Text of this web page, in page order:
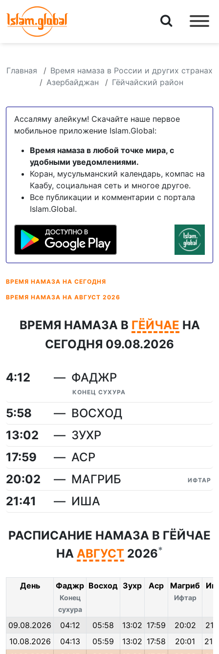
Главная
Время намаза в России и других странах
Азербайджан
Гёйчайский район
Ассаляму алейкум! Скачайте наше первое
мобильное приложение Islam.Global:
Время намаза в любой точке мира, с
удобными уведомлениями.
Коран, мусульманский календарь, компас на
Каабу, социальная сеть и многое другое.
Все публикации и комментарии с портала
Islam.Global.
ВРЕМЯ НАМАЗА НА СЕГОДНЯ
ВРЕМЯ НАМАЗА НА АВГУСТ 2026
ВРЕМЯ НАМАЗА В ГЁЙЧАЕ НА
СЕГОДНЯ 09.08.2026
4:12 ФАДЖР
КОНЕЦ СУХУРА
5:58
ВОСХОД
13:02
ЗУХР
17:59
АСР
20:02
МАГРИБ ИФТАР
21:41 ИША
РАСПИСАНИЕ НАМАЗА В ГЁЙЧАЕ
НА АВГУСТ 2026*
День Фаджр
Конец
сухура
Восход Зухр Аср Магриб
Ифтар
09.08.2026 04:12 05:58 13:02 17:59 20:02
10.08.2026
04:13 05:59 13:02 17:58 20:01